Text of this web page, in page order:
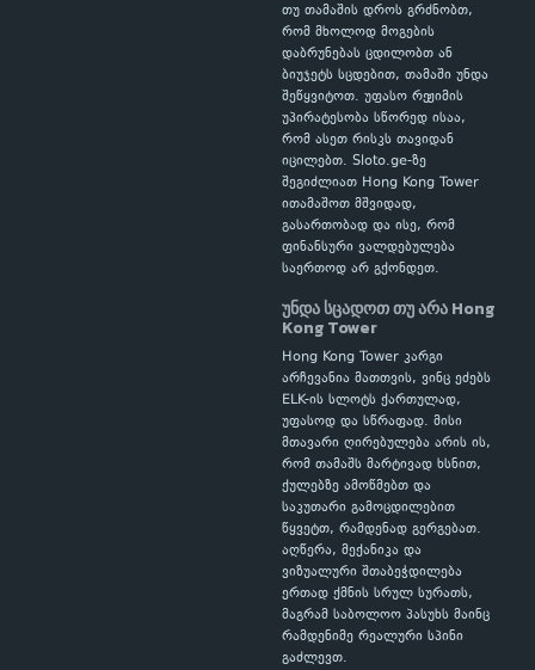
თუ თამაშის დროს გრძნობთ,
რომ მხოლოდ მოგების
დაბრუნებას ცდილობთ ან
ბიუჯეტს სცდებით, თამაში უნდა
შეწყვიტოთ. უფასო რეჟიმის
უპირატესობა სწორედ ისაა,
რომ ასეთ რისკს თავიდან
იცილებთ. Sloto.ge-ზე
შეგიძლიათ Hong Kong Tower
ითამაშოთ მშვიდად,
გასართობად და ისე, რომ
ფინანსური ვალდებულება
საერთოდ არ გქონდეთ.
უნდა სცადოთ თუ არა Hong
Kong Tower
Hong Kong Tower კარგი
არჩევანია მათთვის, ვინც ეძებს
ELK-ის სლოტს ქართულად,
უფასოდ და სწრაფად. მისი
მთავარი ღირებულება არის ის,
რომ თამაშს მარტივად ხსნით,
ქულებზე ამოწმებთ და
საკუთარი გამოცდილებით
წყვეტთ, რამდენად გერგებათ.
აღწერა, მექანიკა და
ვიზუალური შთაბეჭდილება
ერთად ქმნის სრულ სურათს,
მაგრამ საბოლოო პასუხს მაინც
რამდენიმე რეალური სპინი
გაძლევთ.